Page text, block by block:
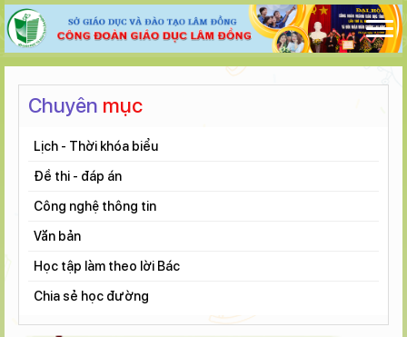
Chuyên mục
Lịch - Thời khóa biểu
Đề thi - đáp án
Công nghệ thông tin
Văn bản
Học tập làm theo lời Bác
Chia sẻ học đường